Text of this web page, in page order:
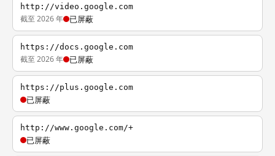
http://video.google.com
截至 2026 年 已屏蔽
https://docs.google.com
截至 2026 年 已屏蔽
https://plus.google.com
已屏蔽
http://www.google.com/+
已屏蔽